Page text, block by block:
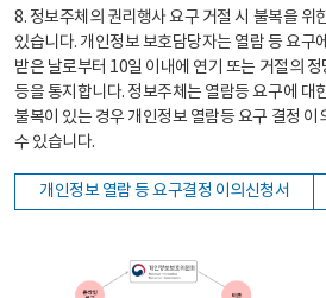
8. 정보주체의 권리행사 요구 거절 시 불복을 위
있습니다. 개인정보 보호담당자는 열람 등 요구
받은 날로부터 10일 이내에 연기 또는 거절의
등을 통지합니다. 정보주체는 열람등 요구에 대
불복이 있는 경우 개인정보 열람등 요구 결정
수 있습니다.
개인정보 열람 등 요구결정 이의신청서